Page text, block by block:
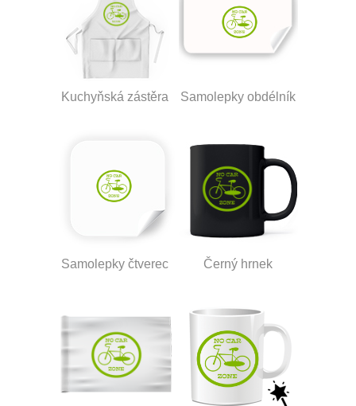
Kuchyňská zástěra Samolepky obdélník
Samolepky čtverec Černý hrnek